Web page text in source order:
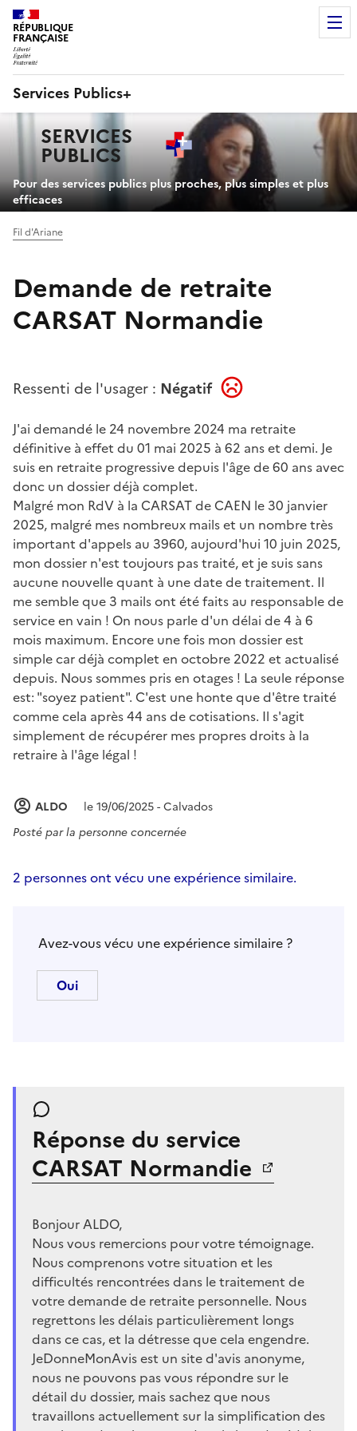
RÉPUBLIQUE
FRANÇAISE
Services Publics+
principaleSERVICES
PUBLICS+
Pour des services publics plus proches, plus simples et plus
efficaces
Fil d'Ariane
Demande de retraite
CARSAT Normandie
Ressenti de l'usager : Négatif
J'ai demandé le 24 novembre 2024 ma retraite
définitive à effet du 01 mai 2025 à 62 ans et demi. Je
suis en retraite progressive depuis l'âge de 60 ans avec
donc un dossier déjà complet.
Malgré mon RdV à la CARSAT de CAEN le 30 janvier
2025, malgré mes nombreux mails et un nombre très
important d'appels au 3960, aujourd'hui 10 juin 2025,
mon dossier n'est toujours pas traité, et je suis sans
aucune nouvelle quant à une date de traitement. Il
me semble que 3 mails ont été faits au responsable de
service en vain ! On nous parle d'un délai de 4 à 6
mois maximum. Encore une fois mon dossier est
simple car déjà complet en octobre 2022 et actualisé
depuis. Nous sommes pris en otages ! La seule réponse
est: "soyez patient". C'est une honte que d'être traité
comme cela après 44 ans de cotisations. Il s'agit
simplement de récupérer mes propres droits à la
retraire à l'âge légal !
ALDO
le 19/06/2025 - Calvados
Posté parla personne concernée
2 personnes ont vécu une expérience similaire.
Avez-vous vécu une expérience similaire ?
Réponse du service
CARSAT Normandie
Bonjour ALDO,
Nous vous remercions pour votre témoignage.
Nous comprenons votre situation et les
difficultés rencontrées dans le traitement de
votre demande de retraite personnelle. Nous
regrettons les délais particulièrement longs
dans ce cas, et la détresse que cela engendre.
JeDonneMonAvis est un site d'avis anonyme,
nous ne pouvons pas vous répondre sur le
détail du dossier, mais sachez que nous
travaillons actuellement sur la simplification des